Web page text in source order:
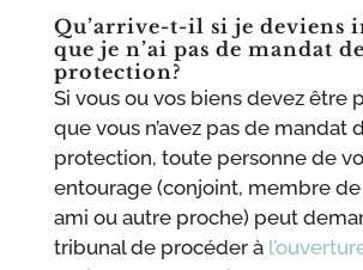
Qu’arrive-t-il si je deviens
que je n’ai pas de mandat de
protection?
Si vous ou vos biens devez être
que vous n’avez pas de mandat
protection, toute personne de
entourage (conjoint, membre
ami ou autre proche) peut
tribunal de procéder à